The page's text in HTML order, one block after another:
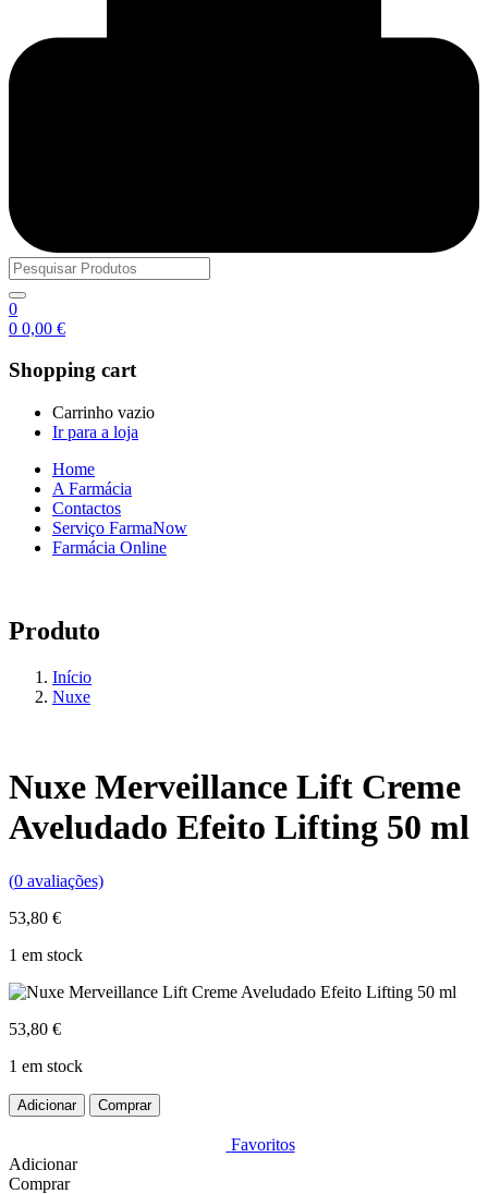
0
0 0,00 €
Shopping cart
Carrinho vazio
Ir para a loja
Home
A Farmácia
Contactos
Serviço FarmaNow
Farmácia Online
Produto
Início
Nuxe
Nuxe Merveillance Lift Creme
Aveludado Efeito Lifting 50 ml
(0 avaliações)
53,80 €
1 em stock
53,80 €
1 em stock
Quantidade
de
Merveillance
Lift
Adicionar Comprar
Favoritos
Adicionar
Comprar